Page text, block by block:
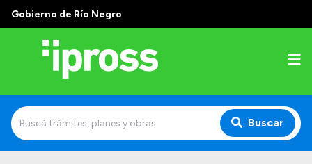
Gobierno de Río Negro
Buscar